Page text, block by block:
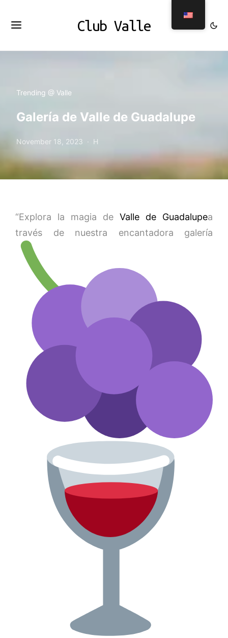
Club Valle
Trending @ Valle
Galería de Valle de Guadalupe
November 18, 2023 H
“Explora la magia de Valle de Guadalupea
través de nuestra encantadora galería